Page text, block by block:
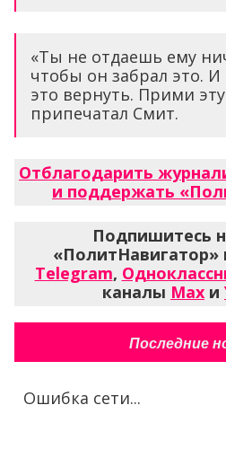
«Ты не отдаешь ему
чтобы он забрал это.
это вернуть. Прими
припечатал Смит.
Отблагодарить
и поддержать
Подпишитесь
«ПолитНавигатор»
Telegram,
каналы Max и
Последние
Ошибка сети...